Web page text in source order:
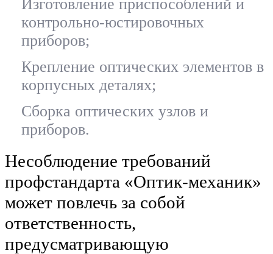
Изготовление приспособлений и
контрольно-юстировочных
приборов;
Крепление оптических элементов в
корпусных деталях;
Сборка оптических узлов и
приборов.
Несоблюдение требований
профстандарта «Оптик-механик»
может повлечь за собой
ответственность,
предусматривающую